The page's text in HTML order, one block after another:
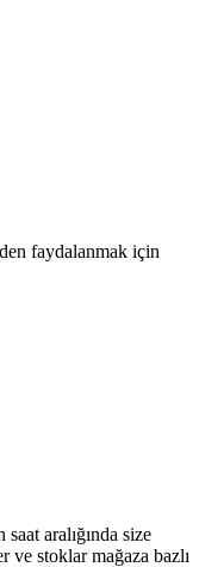
faydalanmak için
aralığında size
ve stoklar mağaza bazlı